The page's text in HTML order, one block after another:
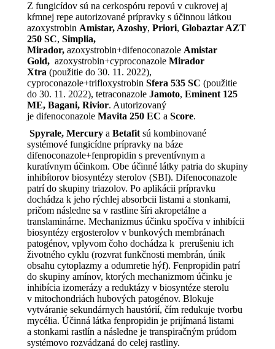
Z fungicídov sú na cerkospóru repovú v cukrovej aj
kŕmnej repe autorizované prípravky s účinnou látkou
azoxystrobin Amistar, Azoshy, Priori, Globaztar AZT
250 SC, Simplia,
Mirador, azoxystrobin+difenoconazole Amistar
Gold, azoxystrobin+cyproconazole Mirador
Xtra (použitie do 30. 11. 2022),
cyproconazole+trifloxystrobin Sfera 535 SC (použitie
do 30. 11. 2022), tetraconazole Jamoto, Eminent 125
ME, Bagani, Rivior. Autorizovaný
je difenoconazole Mavita 250 EC a Score.
Spyrale, Mercury a Betafit sú kombinované
systémové fungicídne prípravky na báze
difenoconazole+fenpropidin s preventívnym a
kuratívnym účinkom. Obe účinné látky patria do skupiny
inhibítorov biosyntézy sterolov (SBI). Difenoconazole
patrí do skupiny triazolov. Po aplikácii prípravku
dochádza k jeho rýchlej absorbcii listami a stonkami,
pričom následne sa v rastline šíri akropetálne a
translaminárne. Mechanizmus účinku spočíva v inhibícii
biosyntézy ergosterolov v bunkových membránach
patogénov, vplyvom čoho dochádza k prerušeniu ich
životného cyklu (rozvrat funkčnosti membrán, únik
obsahu cytoplazmy a odumretie hýf). Fenpropidin patrí
do skupiny amínov, ktorých mechanizmom účinku je
inhibícia izomerázy a reduktázy v biosyntéze sterolu
v mitochondriách hubových patogénov. Blokuje
vytváranie sekundárnych haustórií, čím redukuje tvorbu
mycélia. Účinná látka fenpropidin je prijímaná listami
a stonkami rastlín a následne je transpiračným prúdom
systémovo rozvádzaná do celej rastliny.